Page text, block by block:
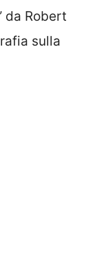
da Robert
sulla